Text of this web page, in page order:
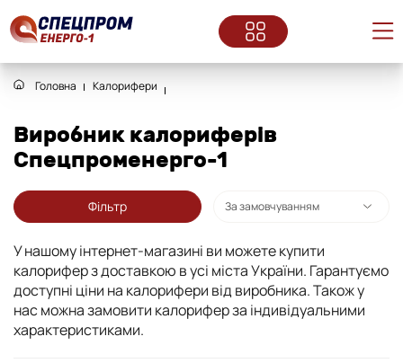
Головна Калорифери
Виробник калориферів
Спецпроменерго-1
Фільтр
У нашому інтернет-магазині ви можете купити
калорифер з доставкою в усі міста України. Гарантуємо
доступні ціни на калорифери від виробника. Також у
нас можна замовити калорифер за індивідуальними
характеристиками.